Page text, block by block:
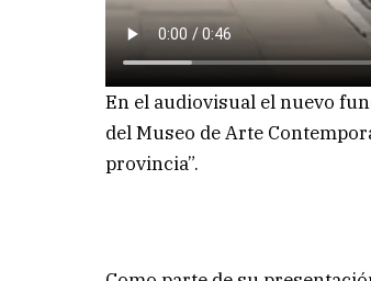
En el audiovisual el nuevo
del Museo de Arte
provincia”.